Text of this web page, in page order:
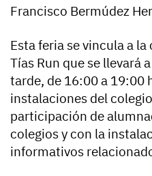
Francisco Bermúdez
Esta feria se vincula a
Tías Run que se llevará
tarde, de 16:00 a 19:00
instalaciones del
participación de
colegios y con la
informativos